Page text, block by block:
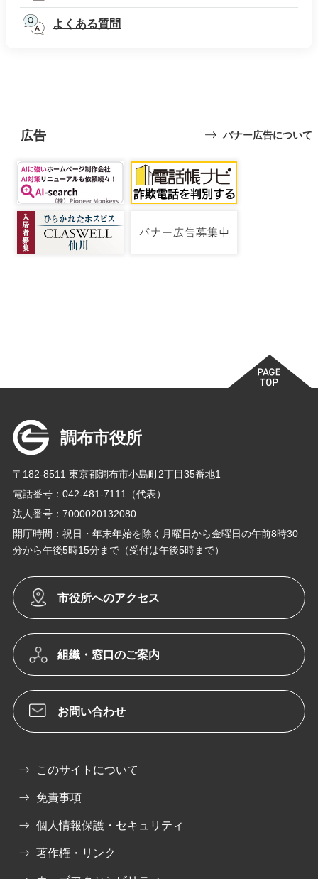
よくある質問
広告 バナー広告について
調布市役所
〒182-8511 東京都調布市小島町2丁目35番地1
電話番号：042-481-7111（代表）
法人番号：7000020132080
開庁時間：祝日・年末年始を除く月曜日から金曜日の午前8時30
分から午後5時15分まで（受付は午後5時まで）
市役所へのアクセス
組織・窓口のご案内
お問い合わせ
このサイトについて
免責事項
個人情報保護・セキュリティ
著作権・リンク